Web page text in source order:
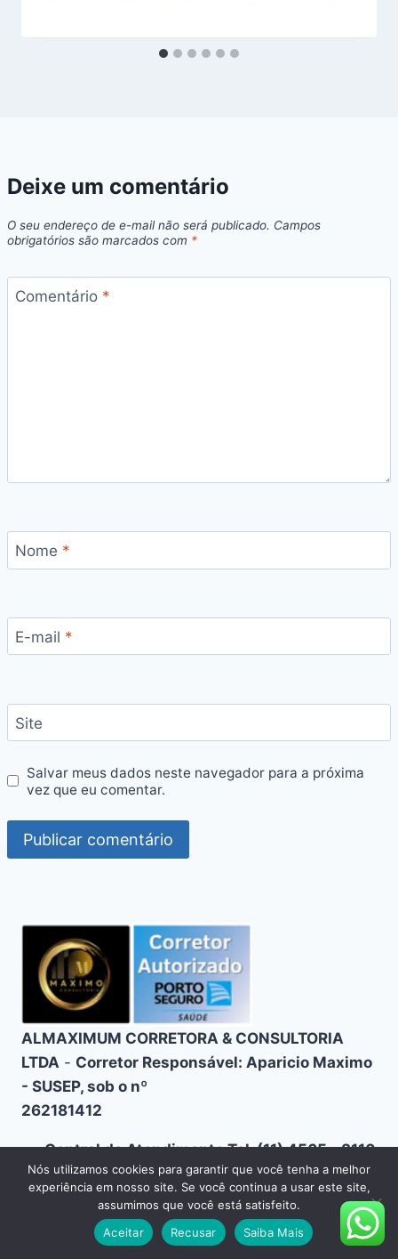
Deixe um comentário
O seu endereço de e-mail não será publicado. Campos
obrigatórios são marcados com *
Comentário *
Nome *
E-mail *
Site
Salvar meus dados neste navegador para a próxima
vez que eu comentar.
ALMAXIMUM CORRETORA & CONSULTORIA
LTDA - Corretor Responsável: Aparicio Maximo
- SUSEP, sob o nº
262181412
Central de Atendimento Tel. (11) 4565 - 3110
- email:
contato@maximoconsultoria.com.br
Alphaville:Alameda Rio Negro 503, Sala
2020, Alphaville, Barueri/SP CEP 06454-000
Nós utilizamos cookies para garantir que você tenha a melhor
experiência em nosso site. Se você continua a usar este site,
assumimos que você está satisfeito.
Aceitar
Recusar Saiba Mais